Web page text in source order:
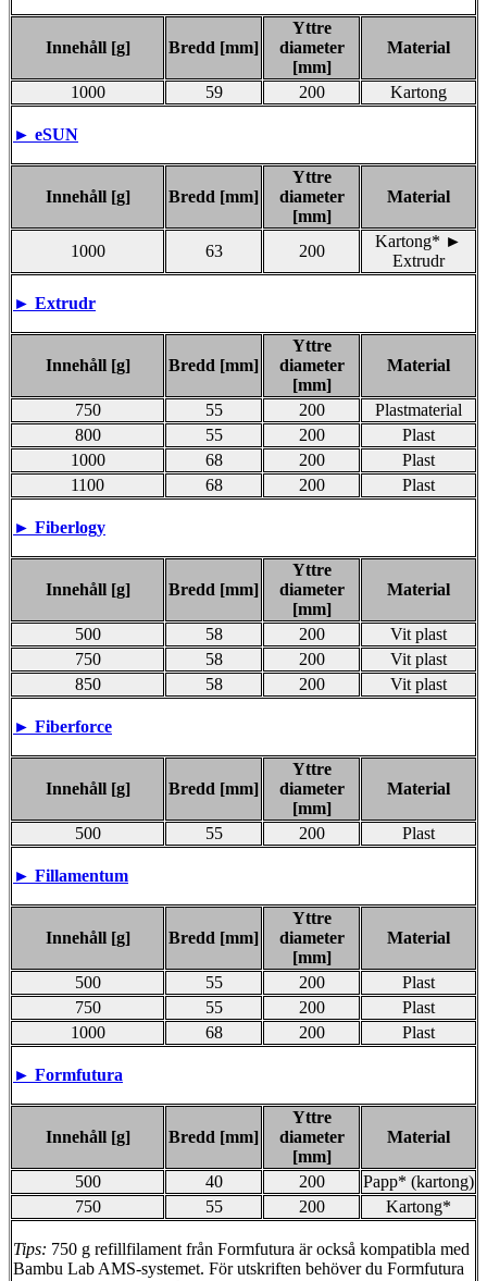
Innehåll [g] Bredd [mm]
Yttre
diameter
[mm]
Material
1000 59 200 Kartong
► eSUN
Innehåll [g] Bredd [mm]
Yttre
diameter
[mm]
Material
1000 63 200
Kartong* ►
Extrudr
► Extrudr
Innehåll [g] Bredd [mm]
Yttre
diameter
[mm]
Material
750 55 200
Plastmaterial
800
55 200
Plast
1000
68 200
Plast
1100
68 200 Plast
► Fiberlogy
Innehåll [g] Bredd [mm]
Yttre
diameter
[mm]
Material
500 58 200
Vit plast
750
58 200
Vit plast
850
58 200 Vit plast
► Fiberforce
Innehåll [g] Bredd [mm]
Yttre
diameter
[mm]
Material
500 55 200 Plast
► Fillamentum
Innehåll [g] Bredd [mm]
Yttre
diameter
[mm]
Material
500 55 200
Plast
750
55 200
Plast
1000
68 200 Plast
► Formfutura
Innehåll [g] Bredd [mm]
Yttre
diameter
[mm]
Material
500 40 200
Papp* (kartong)
750
55 200 Kartong*
Tips: 750 g refillfilament från Formfutura är också kompatibla med
Bambu Lab AMS-systemet. För utskriften behöver du Formfutura